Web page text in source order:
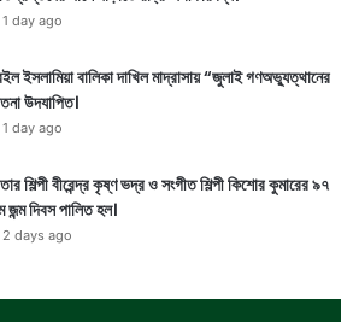
1 day ago
ইসলামিয়া বালিকা দাখিল মাদ্রাসায় “জুলাই গণঅভ্যুত্থানের
উদযাপিত।
1 day ago
শিল্পী বীরেন্দ্র কৃষ্ণ ভদ্র ও সংগীত শিল্পী কিশোর কুমারের ৯৭
জন্ম দিবস পালিত হল।
2 days ago